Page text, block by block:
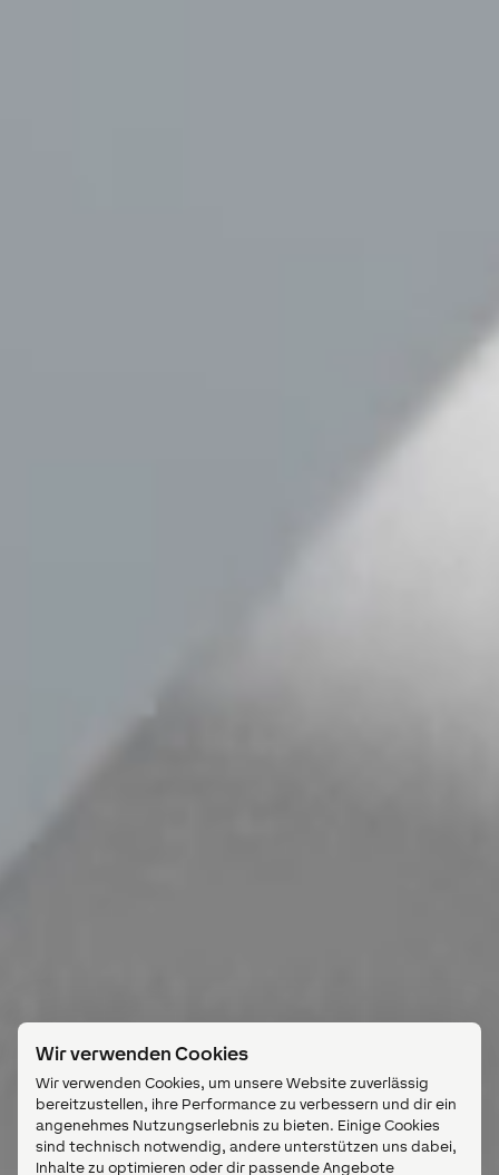
Wir verwenden Cookies
Wir verwenden Cookies, um unsere Website zuverlässig
bereitzustellen, ihre Performance zu verbessern und dir ein
angenehmes Nutzungserlebnis zu bieten. Einige Cookies
sind technisch notwendig, andere unterstützen uns dabei,
Inhalte zu optimieren oder dir passende Angebote